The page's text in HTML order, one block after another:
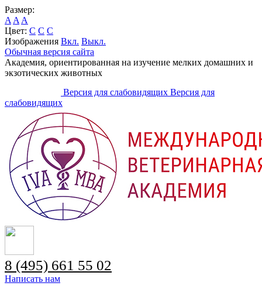
Размер:
A A A
Цвет: C C C
Изображения Вкл. Выкл.
Обычная версия сайта
Академия, ориентированная на изучение мелких домашних и
экзотических животных
Версия для слабовидящих Версия для
слабовидящих
8 (495) 661 55 02
Написать нам